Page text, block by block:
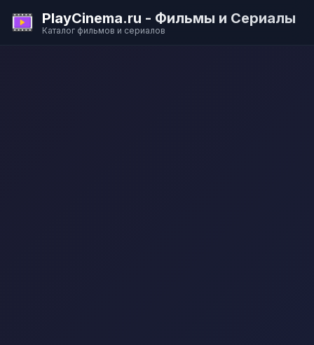
PlayCinema.ru - Фильмы и Сериалы
Каталог фильмов и сериалов